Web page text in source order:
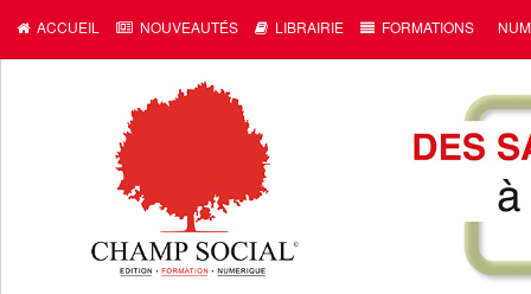
ACCUEIL NOUVEAUTÉS LIBRAIRIE FORMATIONS